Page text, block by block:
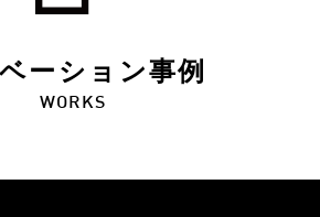
ーション事例
WORKS